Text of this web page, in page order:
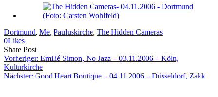
Dortmund, Me, Pauluskirche, The Hidden Cameras
0Likes
Share PostShare
on
Facebook
Copy
URL
to
clipboard
Send
Link
via
eMail
Vorheriger: Emilié Simon, No Jazz – 03.11.2006 – Köln,
Kulturkirche
Nächster: Good Heart Boutique – 04.11.2006 – Düsseldorf, Zakk